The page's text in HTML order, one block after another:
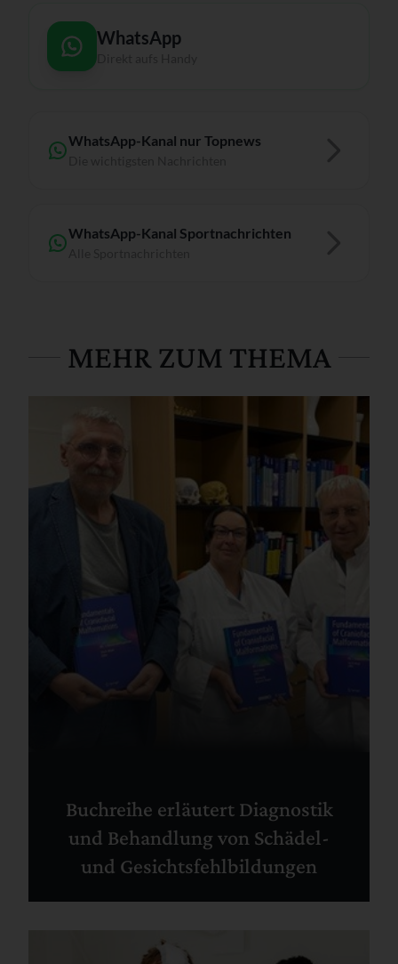
WhatsApp
WhatsApp-Kanal nur Topnews
WhatsApp-Kanal Sportnachrichten
MEHR ZUM THEMA
Buchreihe erläutert Diagnostik
und Behandlung von Schädel-
und Gesichtsfehlbildungen